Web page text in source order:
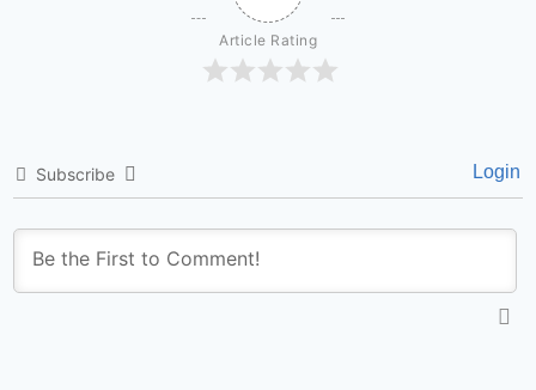
Article Rating
Subscribe Login